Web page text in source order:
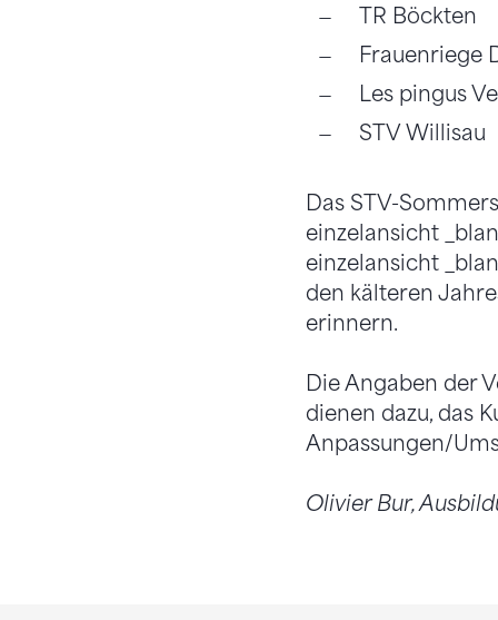
TR Böckten
Frauenriege
Les pingus
STV Willisau
Das STV-
einzelansicht
einzelansicht
den kälteren
erinnern.
Die Angaben der
dienen dazu, das
Anpassungen/
Olivier Bur,